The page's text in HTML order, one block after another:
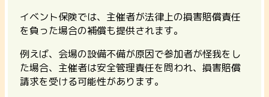
イベント保険では、主催者が法律上の損害賠償責任
を負った場合の補償も提供されます。
例えば、会場の設備不備が原因で参加者が怪我をし
た場合、主催者は安全管理責任を問われ、損害賠償
請求を受ける可能性があります。